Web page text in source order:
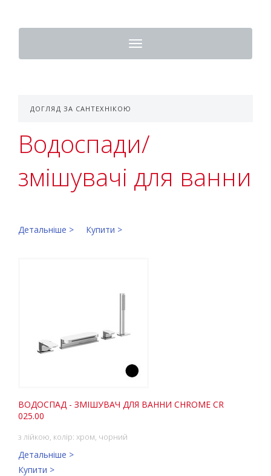
Toggle
navigation
ДОГЛЯД ЗА САНТЕХНІКОЮ
Водоспади/
змішувачі для ванни
Детальніше > Купити >
ВОДОCПАД - ЗМІШУВАЧ ДЛЯ ВАННИ CHROME CR
025.00
з лійкою, колір: хром, чорний
Детальніше >
Купити >